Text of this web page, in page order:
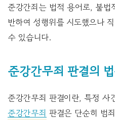
준강간죄는 법적 용어로, 불법
반하여 성행위를 시도했으나
수 있습니다.
준강간무죄 판결의
준강간무죄 판결이란, 특정 사
준강간무죄 판결은 단순히 범